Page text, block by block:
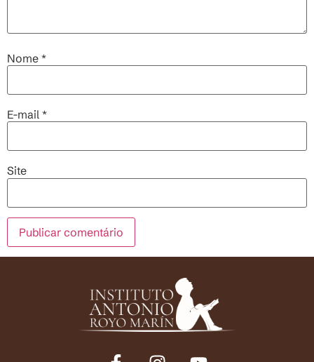
Nome *
E-mail *
Site